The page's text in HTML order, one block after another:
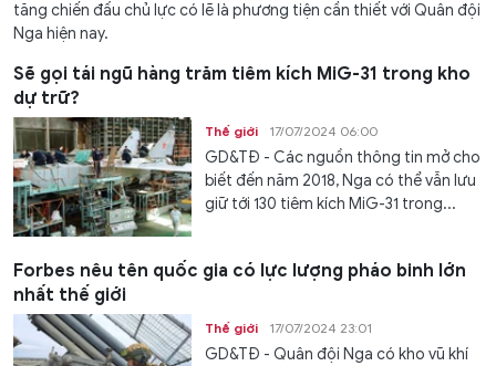
tăng chiến đấu chủ lực có lẽ là phương tiện cần thiết với Quân đội
Nga hiện nay.
Sẽ gọi tái ngũ hàng trăm tiêm kích MiG-31 trong kho
dự trữ?
Thế giới 17/07/2024 06:00
GD&TĐ - Các nguồn thông tin mở cho
biết đến năm 2018, Nga có thể vẫn lưu
giữ tới 130 tiêm kích MiG-31 trong...
Forbes nêu tên quốc gia có lực lượng pháo binh lớn
nhất thế giới
Thế giới 17/07/2024 23:01
GD&TĐ - Quân đội Nga có kho vũ khí